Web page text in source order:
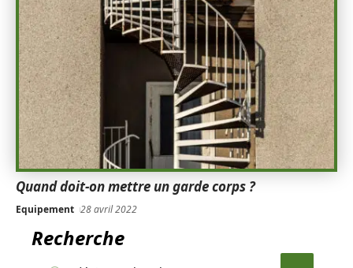
Quand doit-on mettre un garde corps ?
Equipement 28 avril 2022
Recherche